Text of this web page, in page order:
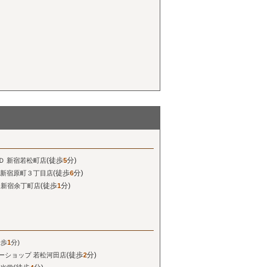
新宿若松町店(徒歩5分)
宿原町３丁目店(徒歩6分)
宿余丁町店(徒歩1分)
1分)
ショップ 若松河田店(徒歩2分)